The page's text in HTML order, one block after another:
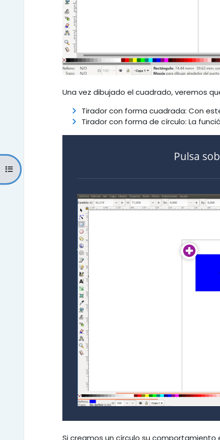
Abrir índice del curso
Una vez dibujado el cuadrado, veremos
Tirador con forma cuadrada: Con
Tirador con forma de círculo: La
Pulsa